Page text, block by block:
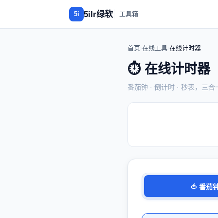
5i 5ilr绿软 工具箱
首页 在线工具 在线计时器
⏱️ 在线计时器
番茄钟 · 倒计时 · 秒表，三
🍅 番茄